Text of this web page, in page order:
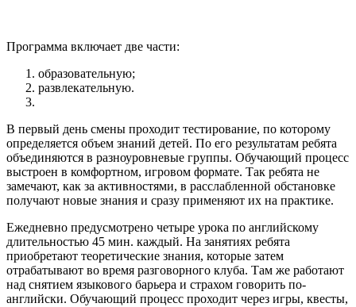
Программа включает две части:
образовательную;
развлекательную.
В первый день смены проходит тестирование, по которому
определяется объем знаний детей. По его результатам ребята
объединяются в разноуровневые группы. Обучающий процесс
выстроен в комфортном, игровом формате. Так ребята не
замечают, как за активностями, в расслабленной обстановке
получают новые знания и сразу применяют их на практике.
Ежедневно предусмотрено четыре урока по английскому
длительностью 45 мин. каждый. На занятиях ребята
приобретают теоретические знания, которые затем
отрабатывают во время разговорного клуба. Там же работают
над снятием языкового барьера и страхом говорить по-
английски. Обучающий процесс проходит через игры, квесты,